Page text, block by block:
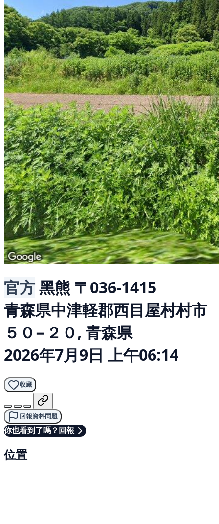
官方黑熊 〒036-1415
青森県中津軽郡西目屋村村市
５０−２０, 青森県
2026年7月9日 上午06:14
收藏
回報資料問題
你也看到了嗎？回報
位置